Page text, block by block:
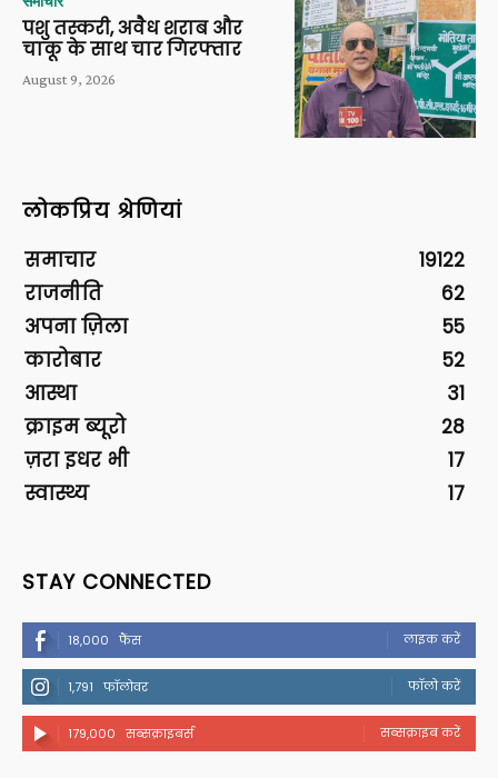
पशु तस्करी, अवैध शराब और
चाकू के साथ चार गिरफ्तार
August 9, 2026
लोकप्रिय श्रेणियां
समाचार
19122
राजनीति
62
अपना ज़िला
55
कारोबार
52
आस्था
31
क्राइम ब्यूरो
28
ज़रा इधर भी
17
स्वास्थ्य
17
STAY CONNECTED
18,000 फैंस लाइक करें
1,791 फॉलोवर फॉलो करें
179,000 सब्सक्राइबर्स सब्सक्राइब करें